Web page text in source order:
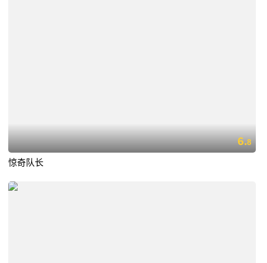
6.8
惊奇队长